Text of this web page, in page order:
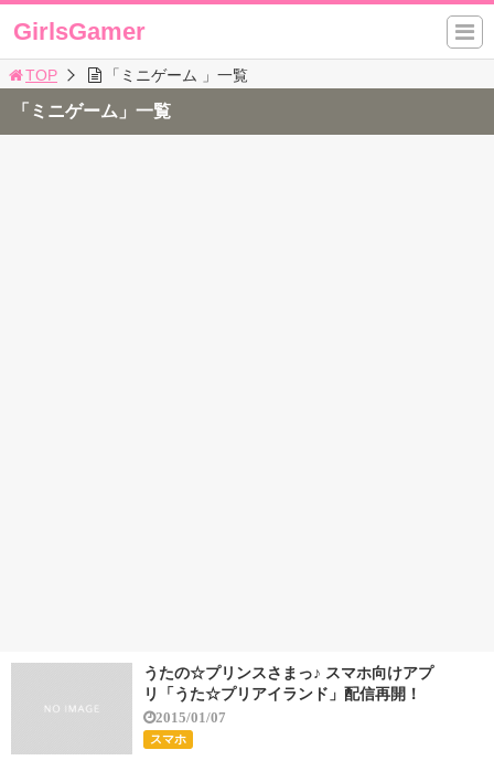
GirlsGamer
TOP 「ミニゲーム 」一覧
「ミニゲーム」一覧
うたの☆プリンスさまっ♪ スマホ向けアプ
リ「うた☆プリアイランド」配信再開！
2015/01/07
スマホ